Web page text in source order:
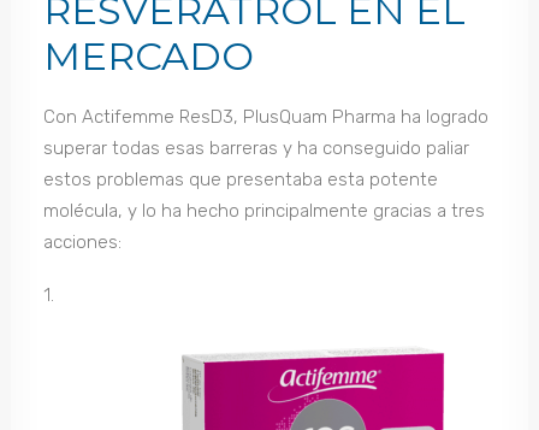
RESVERATROL EN EL
MERCADO
Con Actifemme ResD3, PlusQuam Pharma ha logrado
superar todas esas barreras y ha conseguido paliar
estos problemas que presentaba esta potente
molécula, y lo ha hecho principalmente gracias a tres
acciones:
1.